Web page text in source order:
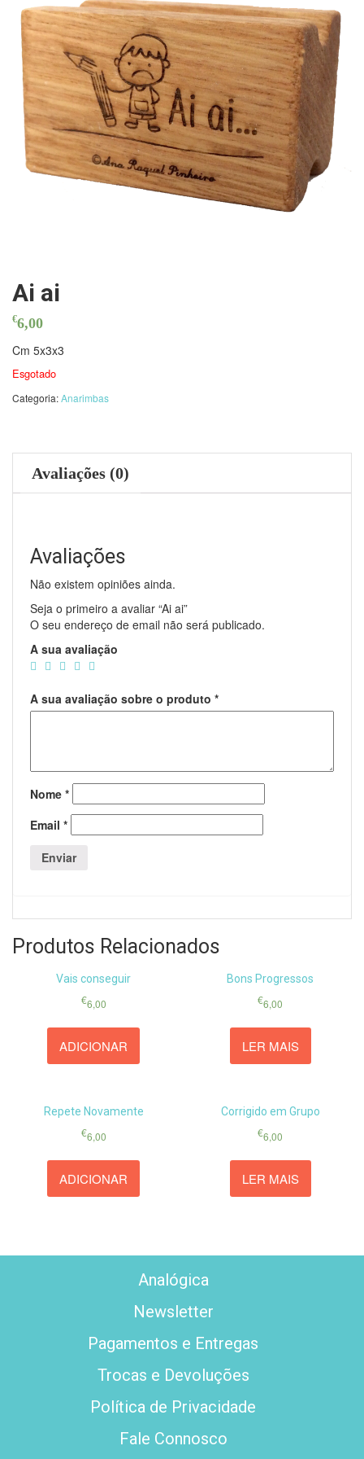
Ai ai
€6,00
Cm 5x3x3
Esgotado
Categoria:Anarimbas
Avaliações (0)
Avaliações
Não existem opiniões ainda.
Seja o primeiro a avaliar “Ai ai”
O seu endereço de email não será publicado.
A sua avaliação
A sua avaliação sobre o produto *
Nome *
Email *
Produtos Relacionados
Vais conseguir
€6,00
ADICIONAR
Bons Progressos
€6,00
LER MAIS
Repete Novamente
€6,00
ADICIONAR
Corrigido em Grupo
€6,00
LER MAIS
Analógica
Newsletter
Pagamentos e Entregas
Trocas e Devoluções
Política de Privacidade
Fale Connosco